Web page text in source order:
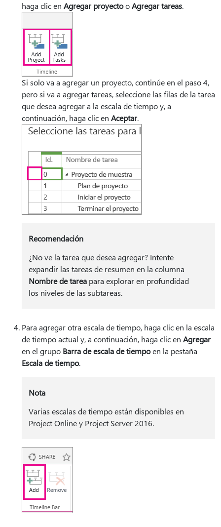
haga clic en Agregar proyectooAgregar tareas.
Si solo va a agregar un proyecto, continúe en el paso 4,
pero si va a agregar tareas, seleccione las filas de la tarea
que desea agregar a la escala de tiempo y, a
continuación, haga clic en Aceptar.
Recomendación
¿No ve la tarea que desea agregar? Intente
expandir las tareas de resumen en la columna
Nombre de tareapara explorar en profundidad
los niveles de las subtareas.
Para agregar otra escala de tiempo, haga clic en la escala
de tiempo actual y, a continuación, haga clic en Agregar
en el grupo Barra de escala de tiempoen la pestaña
Escala de tiempo.
Nota
Varias escalas de tiempo están disponibles en
Project Online y Project Server 2016.